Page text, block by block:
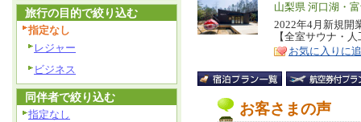
エ
リ
ア
山梨県 河口湖・
特
徴
2022年4月新規開
【全室サウナ・
お気に入りに
お客さまの声
旅行の目的で絞り込む
指定なし
レジャー
ビジネス
同伴者で絞り込む
指定なし